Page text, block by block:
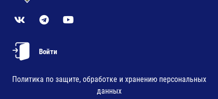
Войти
Политика по защите, обработке и хранению персональных
данных